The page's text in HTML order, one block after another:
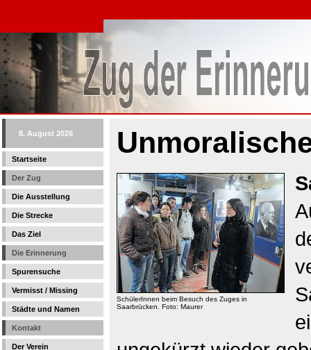
8. August 2026
Startseite
Der Zug
Die Ausstellung
Die Strecke
Das Ziel
Die Erinnerung
Spurensuche
Vermisst / Missing
Städte und Namen
Kontakt
Der Verein
SchülerInnen beim Besuch des Zuges in
Saarbrücken. Foto: Maurer